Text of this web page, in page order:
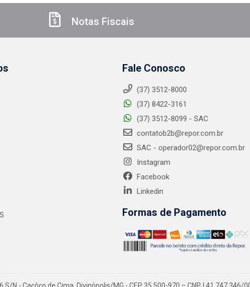
Notas Fiscais
Fale Conosco
(37) 3512-8000
(37) 8422-3161
(37) 3512-8099 - SAC
contatob2b@repor.com.br
SAC - operador02@repor.com.br
Instagram
Facebook
Linkedin
Formas de Pagamento